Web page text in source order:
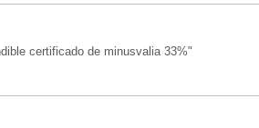
certificado de minusvalia 33%"